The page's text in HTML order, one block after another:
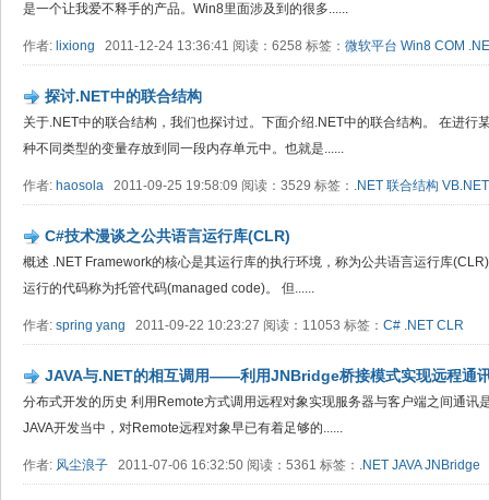
是一个让我爱不释手的产品。Win8里面涉及到的很多......
作者: lixiong 2011-12-24 13:36:41 阅读：6258 标签： 微软平台 Win8 COM
探讨.NET中的联合结构
关于.NET中的联合结构，我们也探讨过。下面介绍.NET中的联合结构。 在进行
种不同类型的变量存放到同一段内存单元中。也就是......
作者: haosola 2011-09-25 19:58:09 阅读：3529 标签： .NET 联合结构 VB.NET
C#技术漫谈之公共语言运行库(CLR)
概述 .NET Framework的核心是其运行库的执行环境，称为公共语言运行库
运行的代码称为托管代码(managed code)。 但......
作者: spring yang 2011-09-22 10:23:27 阅读：11053 标签： C# .NET CLR
JAVA与.NET的相互调用——利用JNBridge桥接模式实现远程通
分布式开发的历史 利用Remote方式调用远程对象实现服务器与客户端之间通讯
JAVA开发当中，对Remote远程对象早已有着足够的......
作者: 风尘浪子 2011-07-06 16:32:50 阅读：5361 标签： .NET JAVA JNBridge